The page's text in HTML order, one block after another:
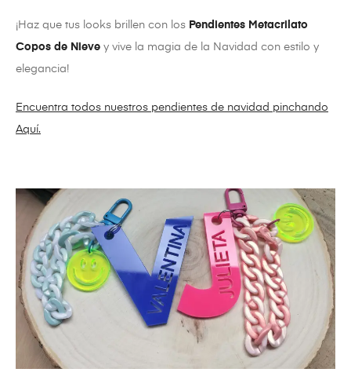
¡Haz que tus looks brillen con los Pendientes Metacrilato
Copos de Nieve y vive la magia de la Navidad con estilo y
elegancia!
Encuentra todos nuestros pendientes de navidad pinchando
Aquí.